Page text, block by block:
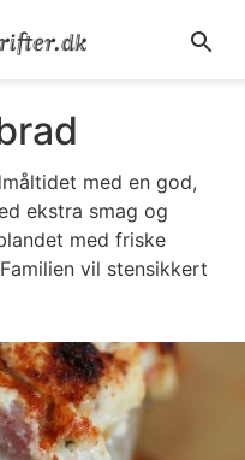
med en god,
ekstra smag og
med friske
vil stensikkert